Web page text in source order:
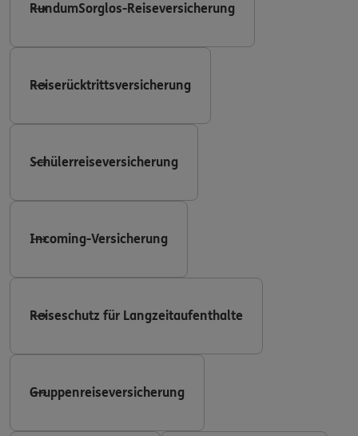
RundumSorglos-Reiseversicherung
Reiserücktrittsversicherung
Schülerreiseversicherung
Incoming-Versicherung
Reiseschutz für Langzeitaufenthalte
Gruppenreiseversicherung